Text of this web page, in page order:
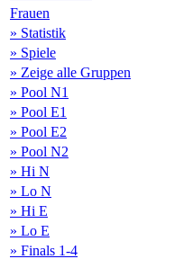
Frauen
» Statistik
» Spiele
» Zeige alle Gruppen
» Pool N1
» Pool E1
» Pool E2
» Pool N2
» Hi N
» Lo N
» Hi E
» Lo E
» Finals 1-4